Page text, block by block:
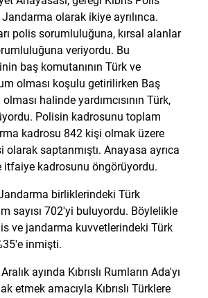
olarak ikiye ayrılınca.
polis sorumluluğuna, kırsal alanlar
veriyordu. Bu
baş komutanının Türk ve
olması koşulu getirilirken Baş
halinde yardımcısının Türk,
Polisin kadrosunu toplam
kadrosu 842 kişi olmak üzere
saptanmıştı. Anayasa ayrıca
itfaiye kadrosunu öngörüyordu.
birliklerindeki Türk
sayısı 702'yi buluyordu. Böylelikle
ve jandarma kuvvetlerindeki Türk
inmişti.
ayında Kıbrıslı Rumların Ada'yı
etmek amacıyla Kıbrıslı Türklere